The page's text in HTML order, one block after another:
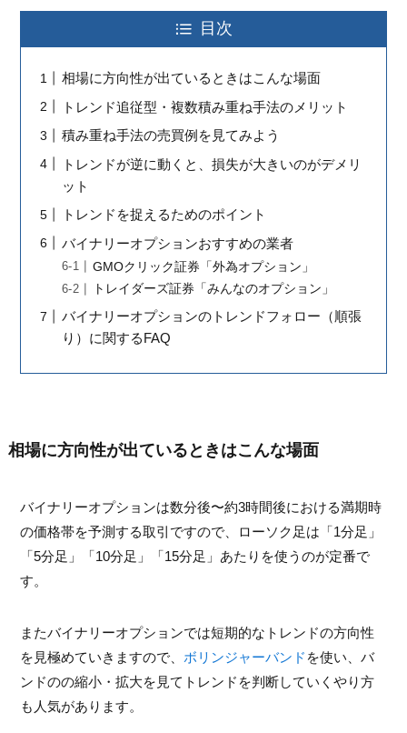
目次
相場に方向性が出ているときはこんな場面
トレンド追従型・複数積み重ね手法のメリット
積み重ね手法の売買例を見てみよう
トレンドが逆に動くと、損失が大きいのがデメリ
ット
トレンドを捉えるためのポイント
バイナリーオプションおすすめの業者
GMOクリック証券「外為オプション」
トレイダーズ証券「みんなのオプション」
バイナリーオプションのトレンドフォロー（順張
り）に関するFAQ
相場に方向性が出ているときはこんな場面
バイナリーオプションは数分後〜約3時間後における満期時
の価格帯を予測する取引ですので、ローソク足は「1分足」
「5分足」「10分足」「15分足」あたりを使うのが定番で
す。
またバイナリーオプションでは短期的なトレンドの方向性
を見極めていきますので、 ボリンジャーバンド を使い、バ
ンドのの縮小・拡大を見てトレンドを判断していくやり方
も人気があります。